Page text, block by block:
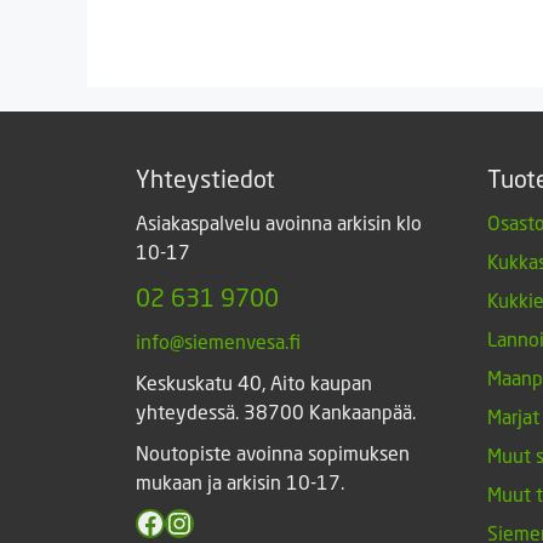
Yhteystiedot
Asiakaspalvelu avoinna arkisin klo
10-17
02 631 9700
info@siemenvesa.fi
Keskuskatu 40, Aito kaupan
yhteydessä. 38700 Kankaanpää.
Noutopiste avoinna sopimuksen
mukaan ja arkisin 10-17.
Facebook
Instagram
Muut
Muut